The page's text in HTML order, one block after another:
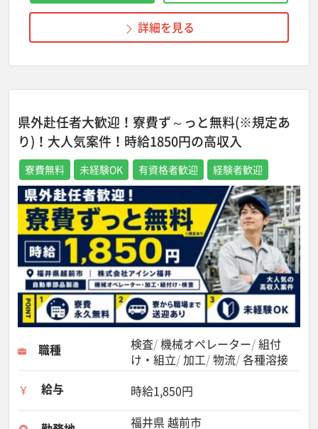
詳細を見る
県外赴任者大歓迎！寮費ず～っと無料(※規定あ
り)！大人気案件！時給1850円の高収入
寮費無料 未経験OK 有資格者歓迎 経験者歓迎
職種 検査 機械オペレーター 組付
け・組立 加工 物流 各種溶接
給与
時給1,850円
福井県 越前市